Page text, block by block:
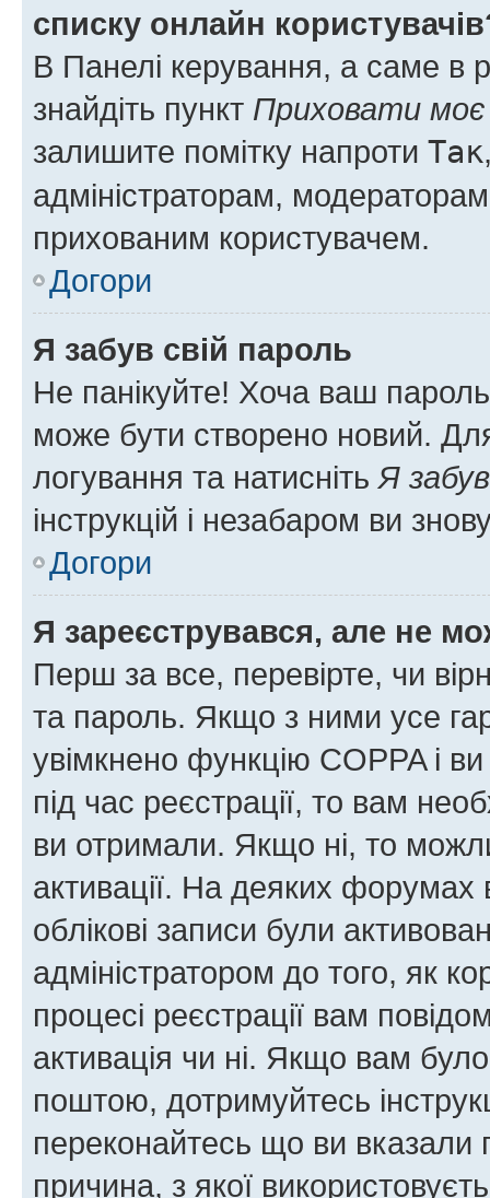
списку онлайн
В Панелі керування, а саме в
знайдіть пункт Приховати моє
залишите помітку напроти Так
адміністраторам,
прихованим користувачем.
Догори
Я забув свій пароль
Не панікуйте! Хоча ваш
може бути створено новий.
логування та натисніть Я
інструкцій і незабаром ви
Догори
Я зареєструвався, але не
Перш за все, перевірте, чи
та пароль. Якщо з ними усе
увімкнено функцію COPPA і
під час реєстрації, то вам
ви отримали. Якщо ні, то
активації. На деяких форумах
облікові записи були
адміністратором до того, як
процесі реєстрації вам
активація чи ні. Якщо вам
поштою, дотримуйтесь
переконайтесь що ви
причина, з якої